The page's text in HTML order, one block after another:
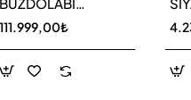
KG86NCWE0N
111.999,00₺